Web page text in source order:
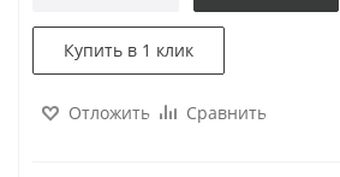
Купить в 1 клик
Отложить Сравнить